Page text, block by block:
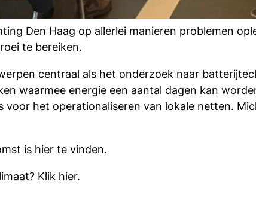
Den Haag op allerlei manieren problemen
te bereiken.
centraal als het onderzoek naar
waarmee energie een aantal dagen kan
voor het operationaliseren van lokale netten.
is hier te vinden.
Klik hier.